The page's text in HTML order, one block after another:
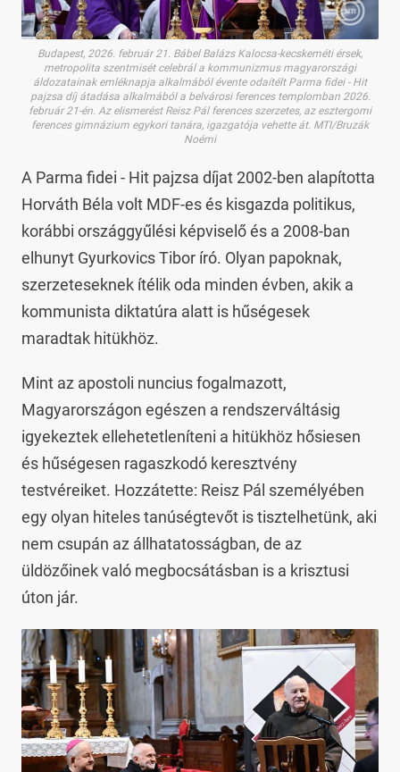
Budapest, 2026. február 21. Bábel Balázs Kalocsa-kecskeméti érsek,
metropolita szentmisét celebrál a kommunizmus magyarországi
áldozatainak emléknapja alkalmából évente odaítélt Parma fidei - Hit
pajzsa díj átadása alkalmából a belvárosi ferences templomban 2026.
február 21-én. Az elismerést Reisz Pál ferences szerzetes, az esztergomi
ferences gimnázium egykori tanára, igazgatója vehette át. MTI/Bruzák
Noémi
A Parma fidei - Hit pajzsa díjat 2002-ben alapította
Horváth Béla volt MDF-es és kisgazda politikus,
korábbi országgyűlési képviselő és a 2008-ban
elhunyt Gyurkovics Tibor író. Olyan papoknak,
szerzeteseknek ítélik oda minden évben, akik a
kommunista diktatúra alatt is hűségesek
maradtak hitükhöz.
Mint az apostoli nuncius fogalmazott,
Magyarországon egészen a rendszerváltásig
igyekeztek ellehetetleníteni a hitükhöz hősiesen
és hűségesen ragaszkodó keresztvény
testvéreiket. Hozzátette: Reisz Pál személyében
egy olyan hiteles tanúségtevőt is tisztelhetünk, aki
nem csupán az állhatatosságban, de az
üldözőinek való megbocsátásban is a krisztusi
úton jár.